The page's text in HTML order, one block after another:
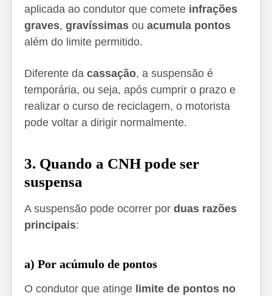
aplicada ao condutor que comete infrações
graves, gravíssimas ou acumula pontos
além do limite permitido.
Diferente da cassação, a suspensão é
temporária, ou seja, após cumprir o prazo e
realizar o curso de reciclagem, o motorista
pode voltar a dirigir normalmente.
3. Quando a CNH pode ser
suspensa
A suspensão pode ocorrer por duas razões
principais:
a) Por acúmulo de pontos
O condutor que atinge limite de pontos no